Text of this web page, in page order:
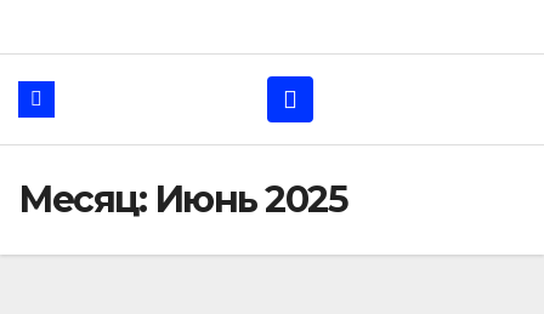
Месяц: Июнь 2025